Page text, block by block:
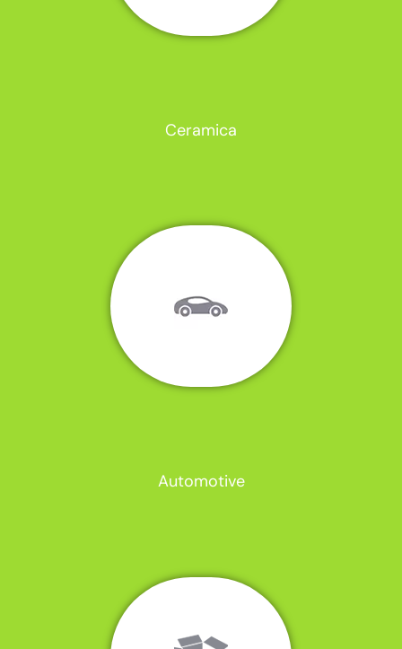
Ceramica
Automotive